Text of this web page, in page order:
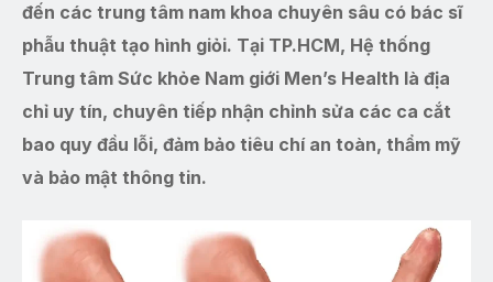
đến các trung tâm nam khoa chuyên sâu có bác sĩ
phẫu thuật tạo hình giỏi. Tại TP.HCM, Hệ thống
Trung tâm Sức khỏe Nam giới Men’s Health là địa
chỉ uy tín, chuyên tiếp nhận chỉnh sửa các ca cắt
bao quy đầu lỗi, đảm bảo tiêu chí an toàn, thẩm mỹ
và bảo mật thông tin.